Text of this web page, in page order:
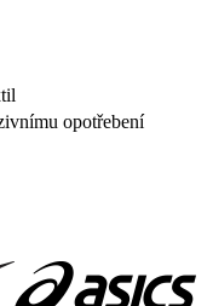
opotřebení